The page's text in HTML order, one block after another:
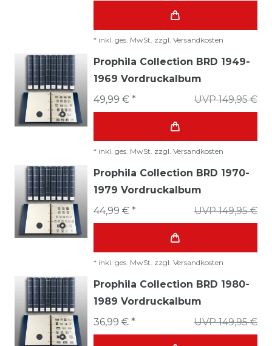
* inkl. ges. MwSt. zzgl. Versandkosten
Prophila Collection BRD 1949-
1969 Vordruckalbum
UVP 149,95 €
49,99 € *
* inkl. ges. MwSt. zzgl. Versandkosten
Prophila Collection BRD 1970-
1979 Vordruckalbum
UVP 149,95 €
44,99 € *
* inkl. ges. MwSt. zzgl. Versandkosten
Prophila Collection BRD 1980-
1989 Vordruckalbum
UVP 149,95 €
36,99 € *